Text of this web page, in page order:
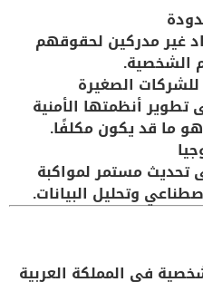
غير مدركين لحقوقهم
الشخصية.
للشركات الصغيرة
تطوير أنظمتها الأمنية
ما قد يكون مكلفًا.
تحديث مستمر لمواكبة
وتحليل البيانات.
في المملكة العربية